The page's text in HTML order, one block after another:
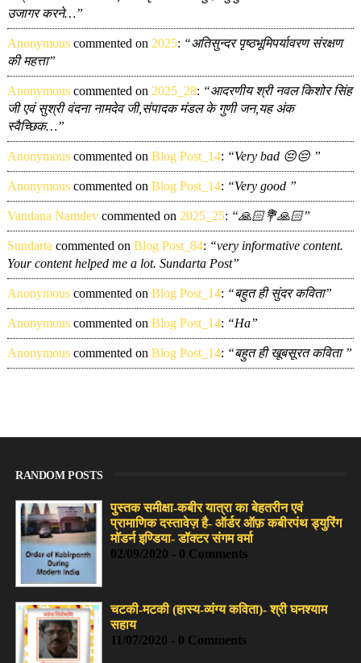
उजागर करने…”
Anonymouscommented on 2025: “अतिसुन्दर पृष्ठभूमिपर्यावरण संरक्षण
की महत्ता”
Anonymouscommented on 2025_28: “आदरणीय श्री नवल किशोर सिंह
जी एवं सुश्री वंदना नामदेव जी,संपादक मंडल के गुणी जन,यह अंक
स्वैच्छिक…”
Anonymouscommented on Blog Post_14: “Very bad 😔😔 ”
Anonymouscommented on Blog Post_14: “Very good ”
Vandana Namdevcommented on 2025_25: “🙏🏻💐🙏🏻”
Sundarta commented on Blog Post_84: “very informative content.
Your content helped me a lot. Sundarta Post”
Anonymouscommented on Blog Post_14: “बहुत ही सुंदर कविता”
Anonymouscommented on Blog Post_14: “Ha”
Anonymouscommented on Blog Post_14: “बहुत ही खूबसूरत कविता ”
RANDOM POSTS
पुस्तक समीक्षा-कबीर यात्रा का बेहतरीन एवं
प्रामाणिक दस्तावेज़ है- ऑर्डर ऑफ़ कबीरपंथ ड्युरिंग
मॉडर्न इण्डिया- डॉक्टर संगम वर्मा
02/09/2020 - 0 Comments
चटकी-मटकी (हास्य-व्यंग्य कविता)- श्री घनश्याम
सहाय
11/07/2020 - 0 Comments